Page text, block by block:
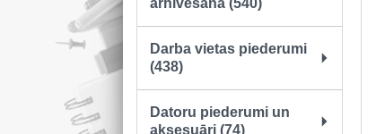
arhivēšana (540)
Darba vietas piederumi
(438)
Datoru piederumi un
aksesuāri (74)